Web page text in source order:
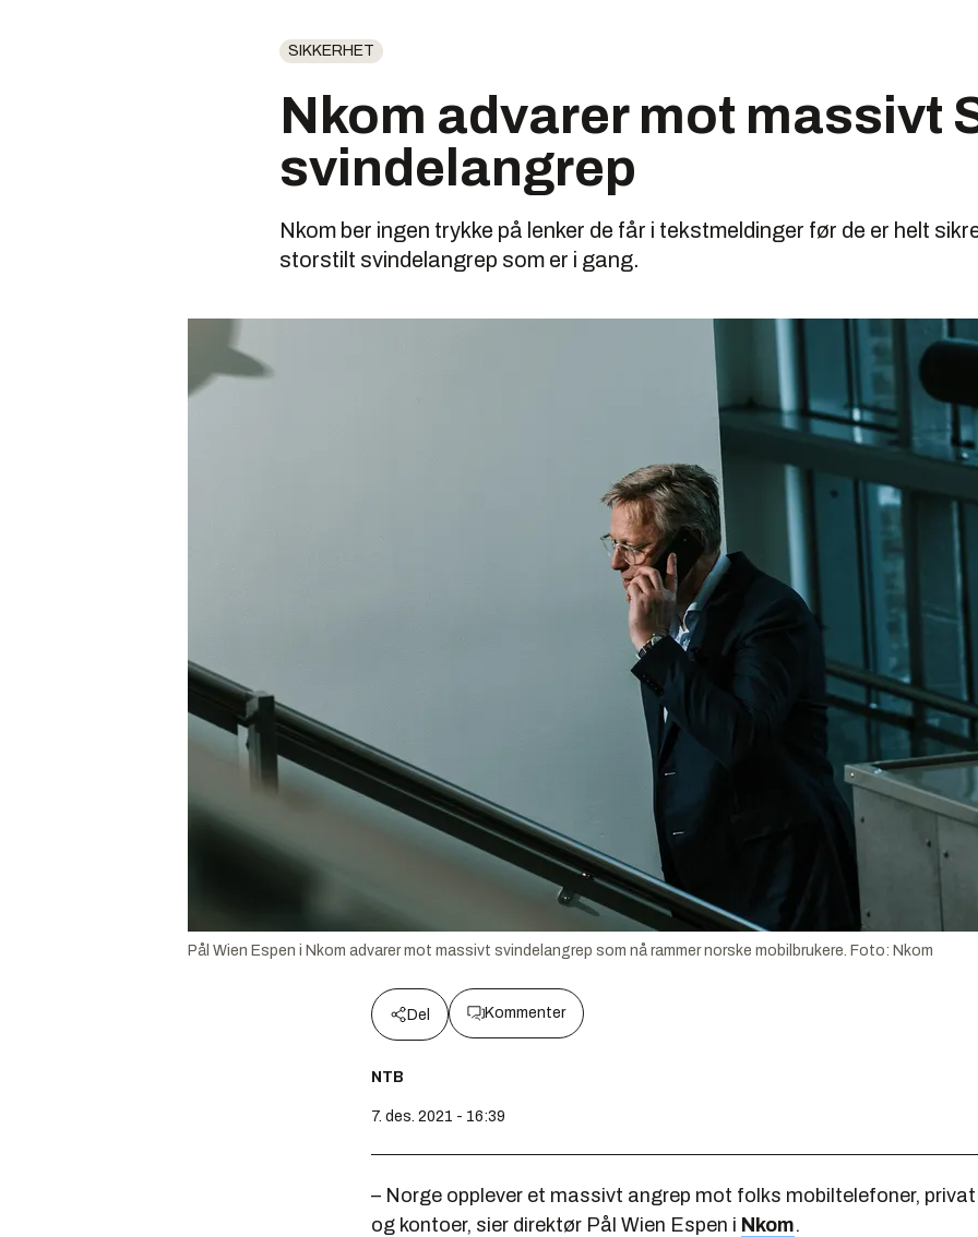
SIKKERHET
Nkom advarer mot massivt
svindelangrep
Nkom ber ingen trykke på lenker de får i tekstmeldinger før de er helt
storstilt svindelangrep som er i gang.
Pål Wien Espen i Nkom advarer mot massivt svindelangrep som nå rammer norske mobilbrukere. Foto: Nkom
Del Kommenter
NTB
7. des. 2021 - 16:39
– Norge opplever et massivt angrep mot folks mobiltelefoner,
og kontoer, sier direktør Pål Wien Espen i Nkom.